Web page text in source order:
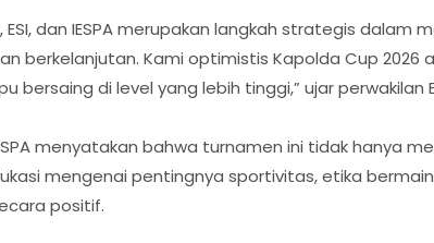
dan IESPA merupakan langkah strategis dalam
berkelanjutan. Kami optimistis Kapolda Cup 2026
di level yang lebih tinggi,” ujar perwakilan
menyatakan bahwa turnamen ini tidak hanya
mengenai pentingnya sportivitas, etika
positif.